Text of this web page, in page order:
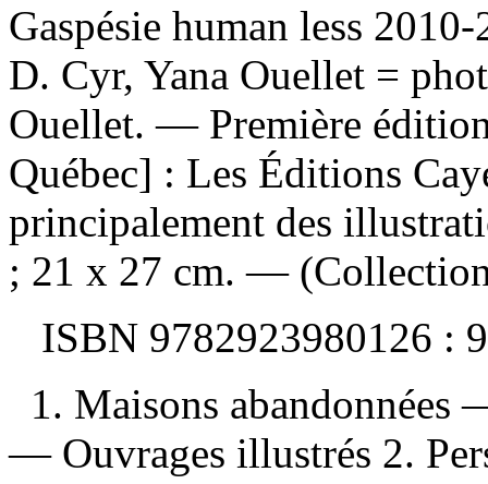
Gaspésie human less
D. Cyr, Yana Ouellet =
Ouellet. — Première
Québec] : Les Éditions
principalement des
; 21 x 27 cm. —
ISBN 9782923980126 :
1. Maisons
— Ouvrages illustrés 2.